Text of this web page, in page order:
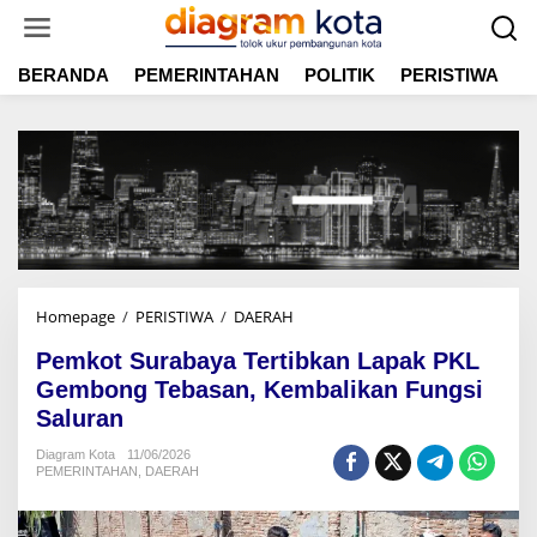
t
BERANDA PEMERINTAHAN POLITIK PERISTIWA
Homepage / PERISTIWA / DAERAH
m
k
a
Pemkot Surabaya Tertibkan Lapak PKL
Gembong Tebasan, Kembalikan Fungsi
Saluran
Diagram Kota
11/06/2026
PEMERINTAHAN
DAERAH